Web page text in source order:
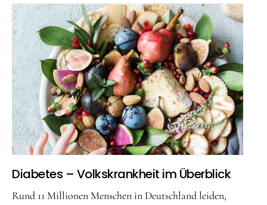
–
gesund
bleiben!
Bietet
moderne
Medizin
neue
Chancen?
Diabetes – Volkskrankheit im Überblick
Rund 11 Millionen Menschen in Deutschland leiden,